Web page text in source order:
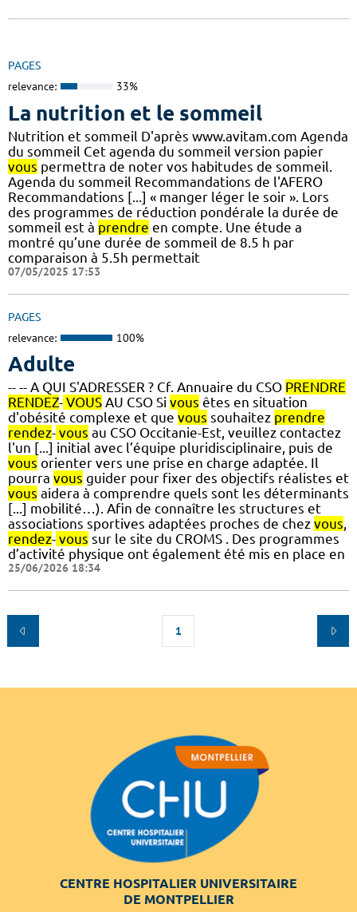
PAGES
relevance: 33%
La nutrition et le sommeil
Nutrition et sommeil D'après www.avitam.com Agenda
du sommeil Cet agenda du sommeil version papier
vous permettra de noter vos habitudes de sommeil.
Agenda du sommeil Recommandations de l'AFERO
Recommandations [...] « manger léger le soir ». Lors
des programmes de réduction pondérale la durée de
sommeil est à prendre en compte. Une étude a
montré qu’une durée de sommeil de 8.5 h par
comparaison à 5.5h permettait
07/05/2025 17:53
PAGES
relevance: 100%
Adulte
-- -- A QUI S'ADRESSER ? Cf. Annuaire du CSO PRENDRE
RENDEZ- VOUS AU CSO Si vous êtes en situation
d'obésité complexe et que vous souhaitez prendre
rendez- vous au CSO Occitanie-Est, veuillez contactez
l'un [...] initial avec l’équipe pluridisciplinaire, puis de
vous orienter vers une prise en charge adaptée. Il
pourra vous guider pour fixer des objectifs réalistes et
vous aidera à comprendre quels sont les déterminants
[...] mobilité…). Afin de connaître les structures et
associations sportives adaptées proches de chez vous,
rendez- vous sur le site du CROMS . Des programmes
d’activité physique ont également été mis en place en
25/06/2026 18:34
1
CENTRE HOSPITALIER UNIVERSITAIRE
DE MONTPELLIER